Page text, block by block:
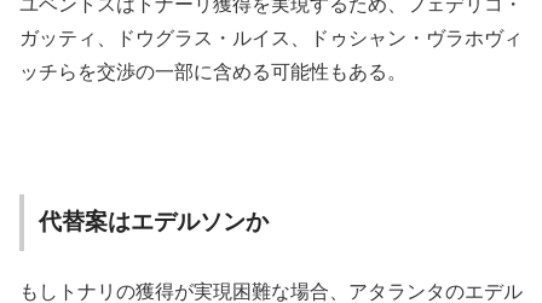
ユベントスはトナーリ獲得を実現するため、フェデリコ・
ガッティ、ドウグラス・ルイス、ドゥシャン・ヴラホヴィ
ッチらを交渉の一部に含める可能性もある。
代替案はエデルソンか
もしトナリの獲得が実現困難な場合、アタランタのエデル